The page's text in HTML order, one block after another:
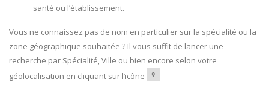
santé ou l’établissement.
Vous ne connaissez pas de nom en particulier sur la spécialité ou la
zone géographique souhaitée ? Il vous suffit de lancer une
recherche par Spécialité, Ville ou bien encore selon votre
géolocalisation en cliquant sur l’icône